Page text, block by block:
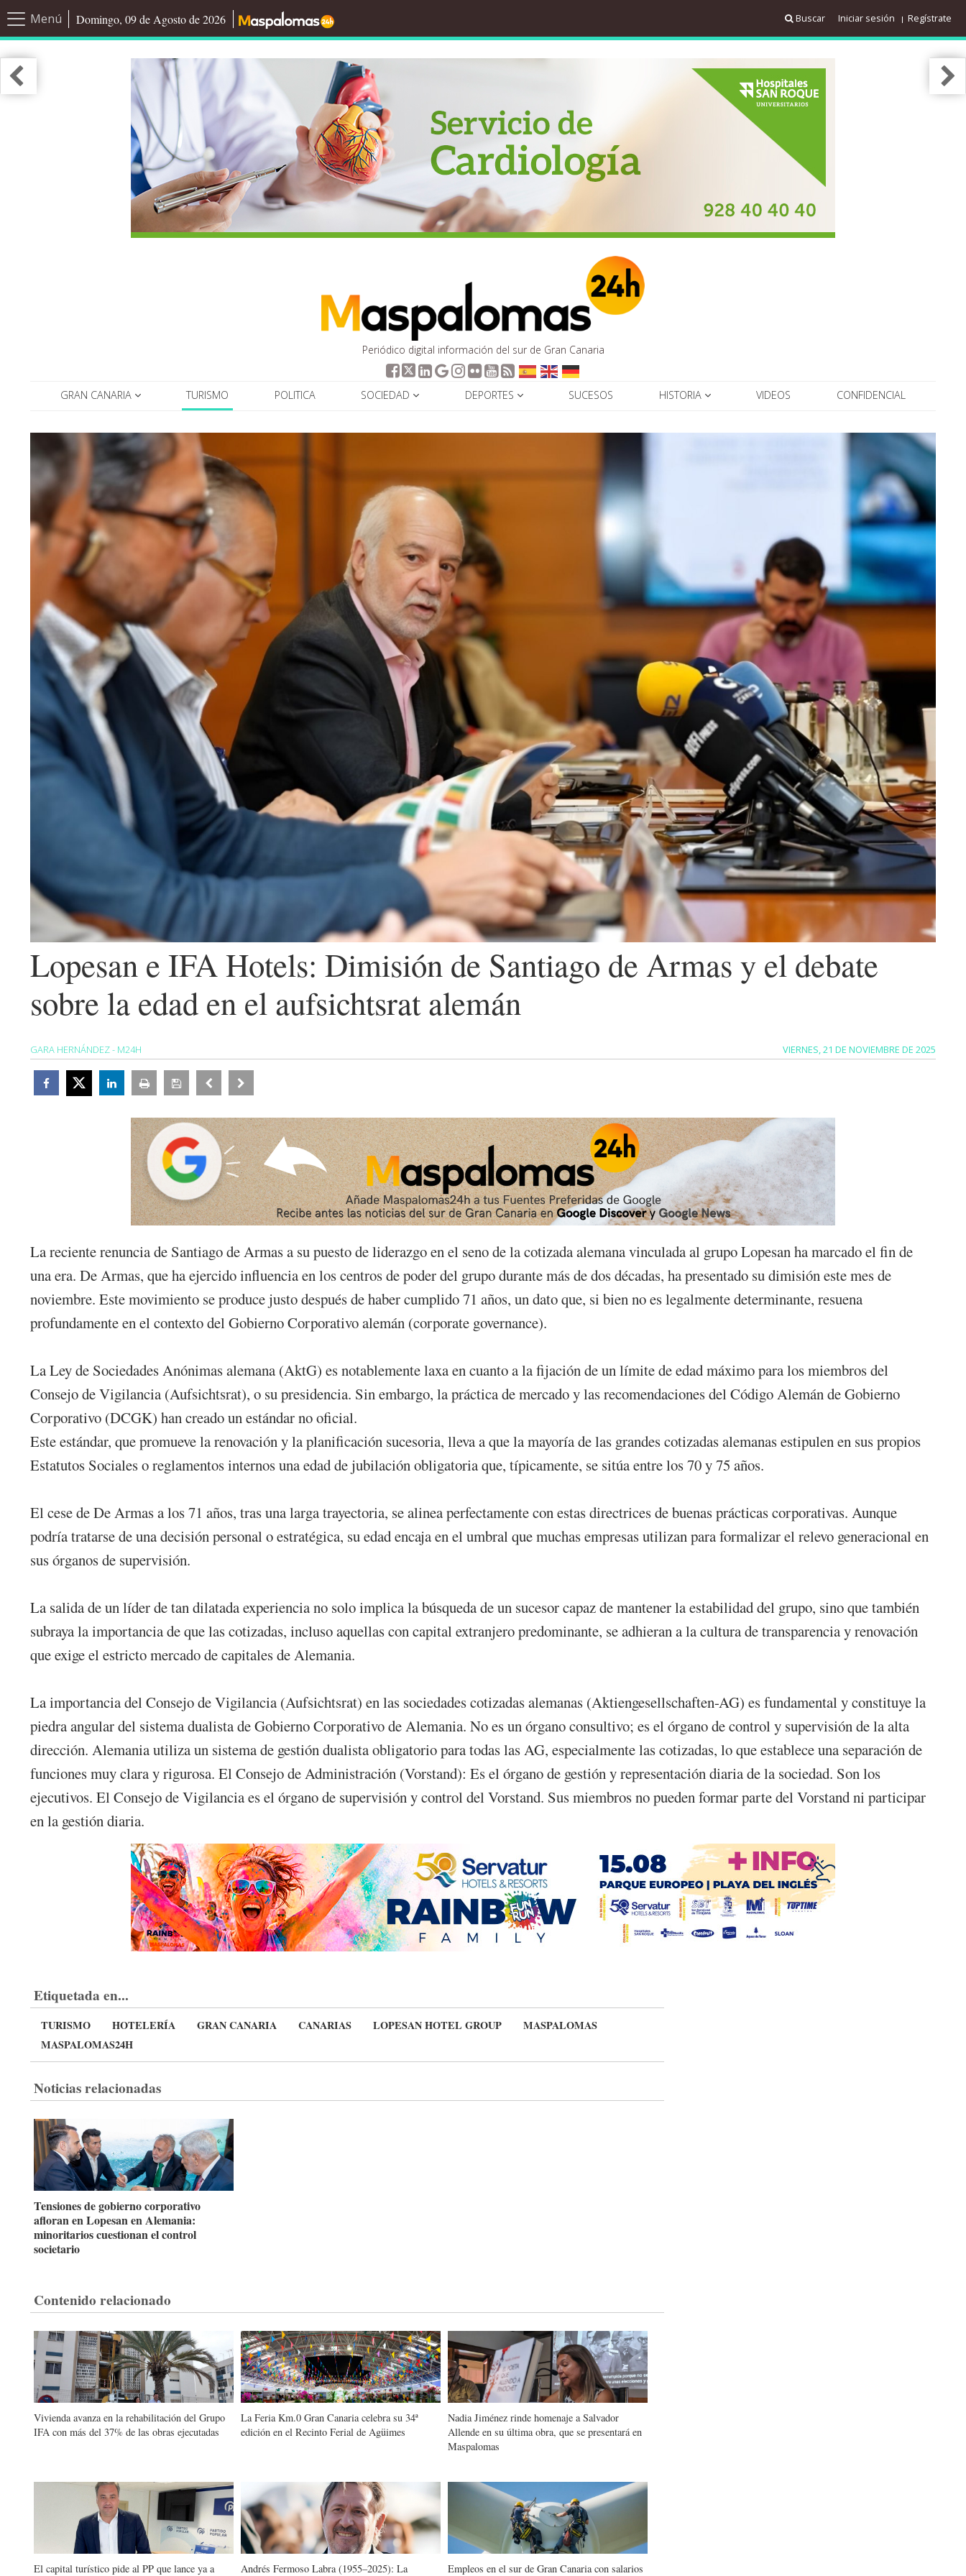
Menú Domingo, 09 de Agosto de 2026 Buscar Iniciar sesión Regístrate
Periódico digital información del sur de Gran Canaria
GRAN CANARIA TURISMO POLITICA SOCIEDAD DEPORTES SUCESOS HISTORIA VIDEOS CONFIDENCIAL
Lopesan e IFA Hotels: Dimisión de Santiago de Armas y el debate
sobre la edad en el aufsichtsrat alemán
GARA HERNÁNDEZ - M24H VIERNES, 21 DE NOVIEMBRE DE 2025
La reciente renuncia de Santiago de Armas a su puesto de liderazgo en el seno de la cotizada alemana vinculada al grupo Lopesan ha marcado el fin de
una era. De Armas, que ha ejercido influencia en los centros de poder del grupo durante más de dos décadas, ha presentado su dimisión este mes de
noviembre. Este movimiento se produce justo después de haber cumplido 71 años, un dato que, si bien no es legalmente determinante, resuena
profundamente en el contexto del Gobierno Corporativo alemán (corporate governance).
La Ley de Sociedades Anónimas alemana (AktG) es notablemente laxa en cuanto a la fijación de un límite de edad máximo para los miembros del
Consejo de Vigilancia (Aufsichtsrat), o su presidencia. Sin embargo, la práctica de mercado y las recomendaciones del Código Alemán de Gobierno
Corporativo (DCGK) han creado un estándar no oficial.
Este estándar, que promueve la renovación y la planificación sucesoria, lleva a que la mayoría de las grandes cotizadas alemanas estipulen en sus propios
Estatutos Sociales o reglamentos internos una edad de jubilación obligatoria que, típicamente, se sitúa entre los 70 y 75 años.
El cese de De Armas a los 71 años, tras una larga trayectoria, se alinea perfectamente con estas directrices de buenas prácticas corporativas. Aunque
podría tratarse de una decisión personal o estratégica, su edad encaja en el umbral que muchas empresas utilizan para formalizar el relevo generacional en
sus órganos de supervisión.
La salida de un líder de tan dilatada experiencia no solo implica la búsqueda de un sucesor capaz de mantener la estabilidad del grupo, sino que también
subraya la importancia de que las cotizadas, incluso aquellas con capital extranjero predominante, se adhieran a la cultura de transparencia y renovación
que exige el estricto mercado de capitales de Alemania.
La importancia del Consejo de Vigilancia (Aufsichtsrat) en las sociedades cotizadas alemanas (Aktiengesellschaften-AG) es fundamental y constituye la
piedra angular del sistema dualista de Gobierno Corporativo de Alemania. No es un órgano consultivo; es el órgano de control y supervisión de la alta
dirección. Alemania utiliza un sistema de gestión dualista obligatorio para todas las AG, especialmente las cotizadas, lo que establece una separación de
funciones muy clara y rigurosa. El Consejo de Administración (Vorstand): Es el órgano de gestión y representación diaria de la sociedad. Son los
ejecutivos. El Consejo de Vigilancia es el órgano de supervisión y control del Vorstand. Sus miembros no pueden formar parte del Vorstand ni participar
en la gestión diaria.
Etiquetada en...
TURISMO HOTELERÍA GRAN CANARIA CANARIAS LOPESAN HOTEL GROUP
MASPALOMAS
MASPALOMAS24H
Noticias relacionadas
Tensiones de gobierno corporativo
afloran en Lopesan en Alemania:
minoritarios cuestionan el control
societario
Contenido relacionado
Vivienda avanza en la rehabilitación del Grupo
IFA con más del 37% de las obras ejecutadas
La Feria Km.0 Gran Canaria celebra su 34ª
edición en el Recinto Ferial de Agüimes
Nadia Jiménez rinde homenaje a Salvador
Allende en su última obra, que se presentará en
Maspalomas
El capital turístico pide al PP que lance ya a
Andrés Fermoso Labra (1955–2025): La
Empleos en el sur de Gran Canaria con salarios